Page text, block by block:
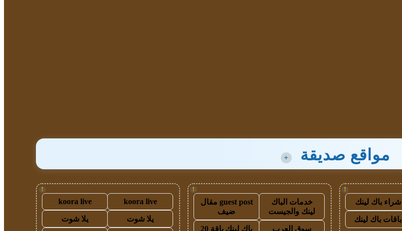
مواقع صديقة +
!
شراء باك لينك
باقات باك لينك
!
خدمات الباك
لينك والجيست
guest post مقال
ضيف
سوق العرب باك لينك باقة 20
!
koora live
koora live
يلا شوت يلا شوت